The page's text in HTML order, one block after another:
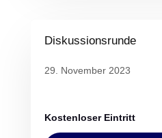
Diskussionsrunde
29. November 2023
Kostenloser Eintritt